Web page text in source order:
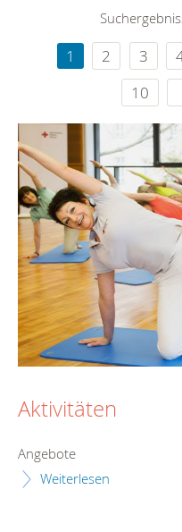
1 2 3
10
Aktivitäten
Angebote
Weiterlesen